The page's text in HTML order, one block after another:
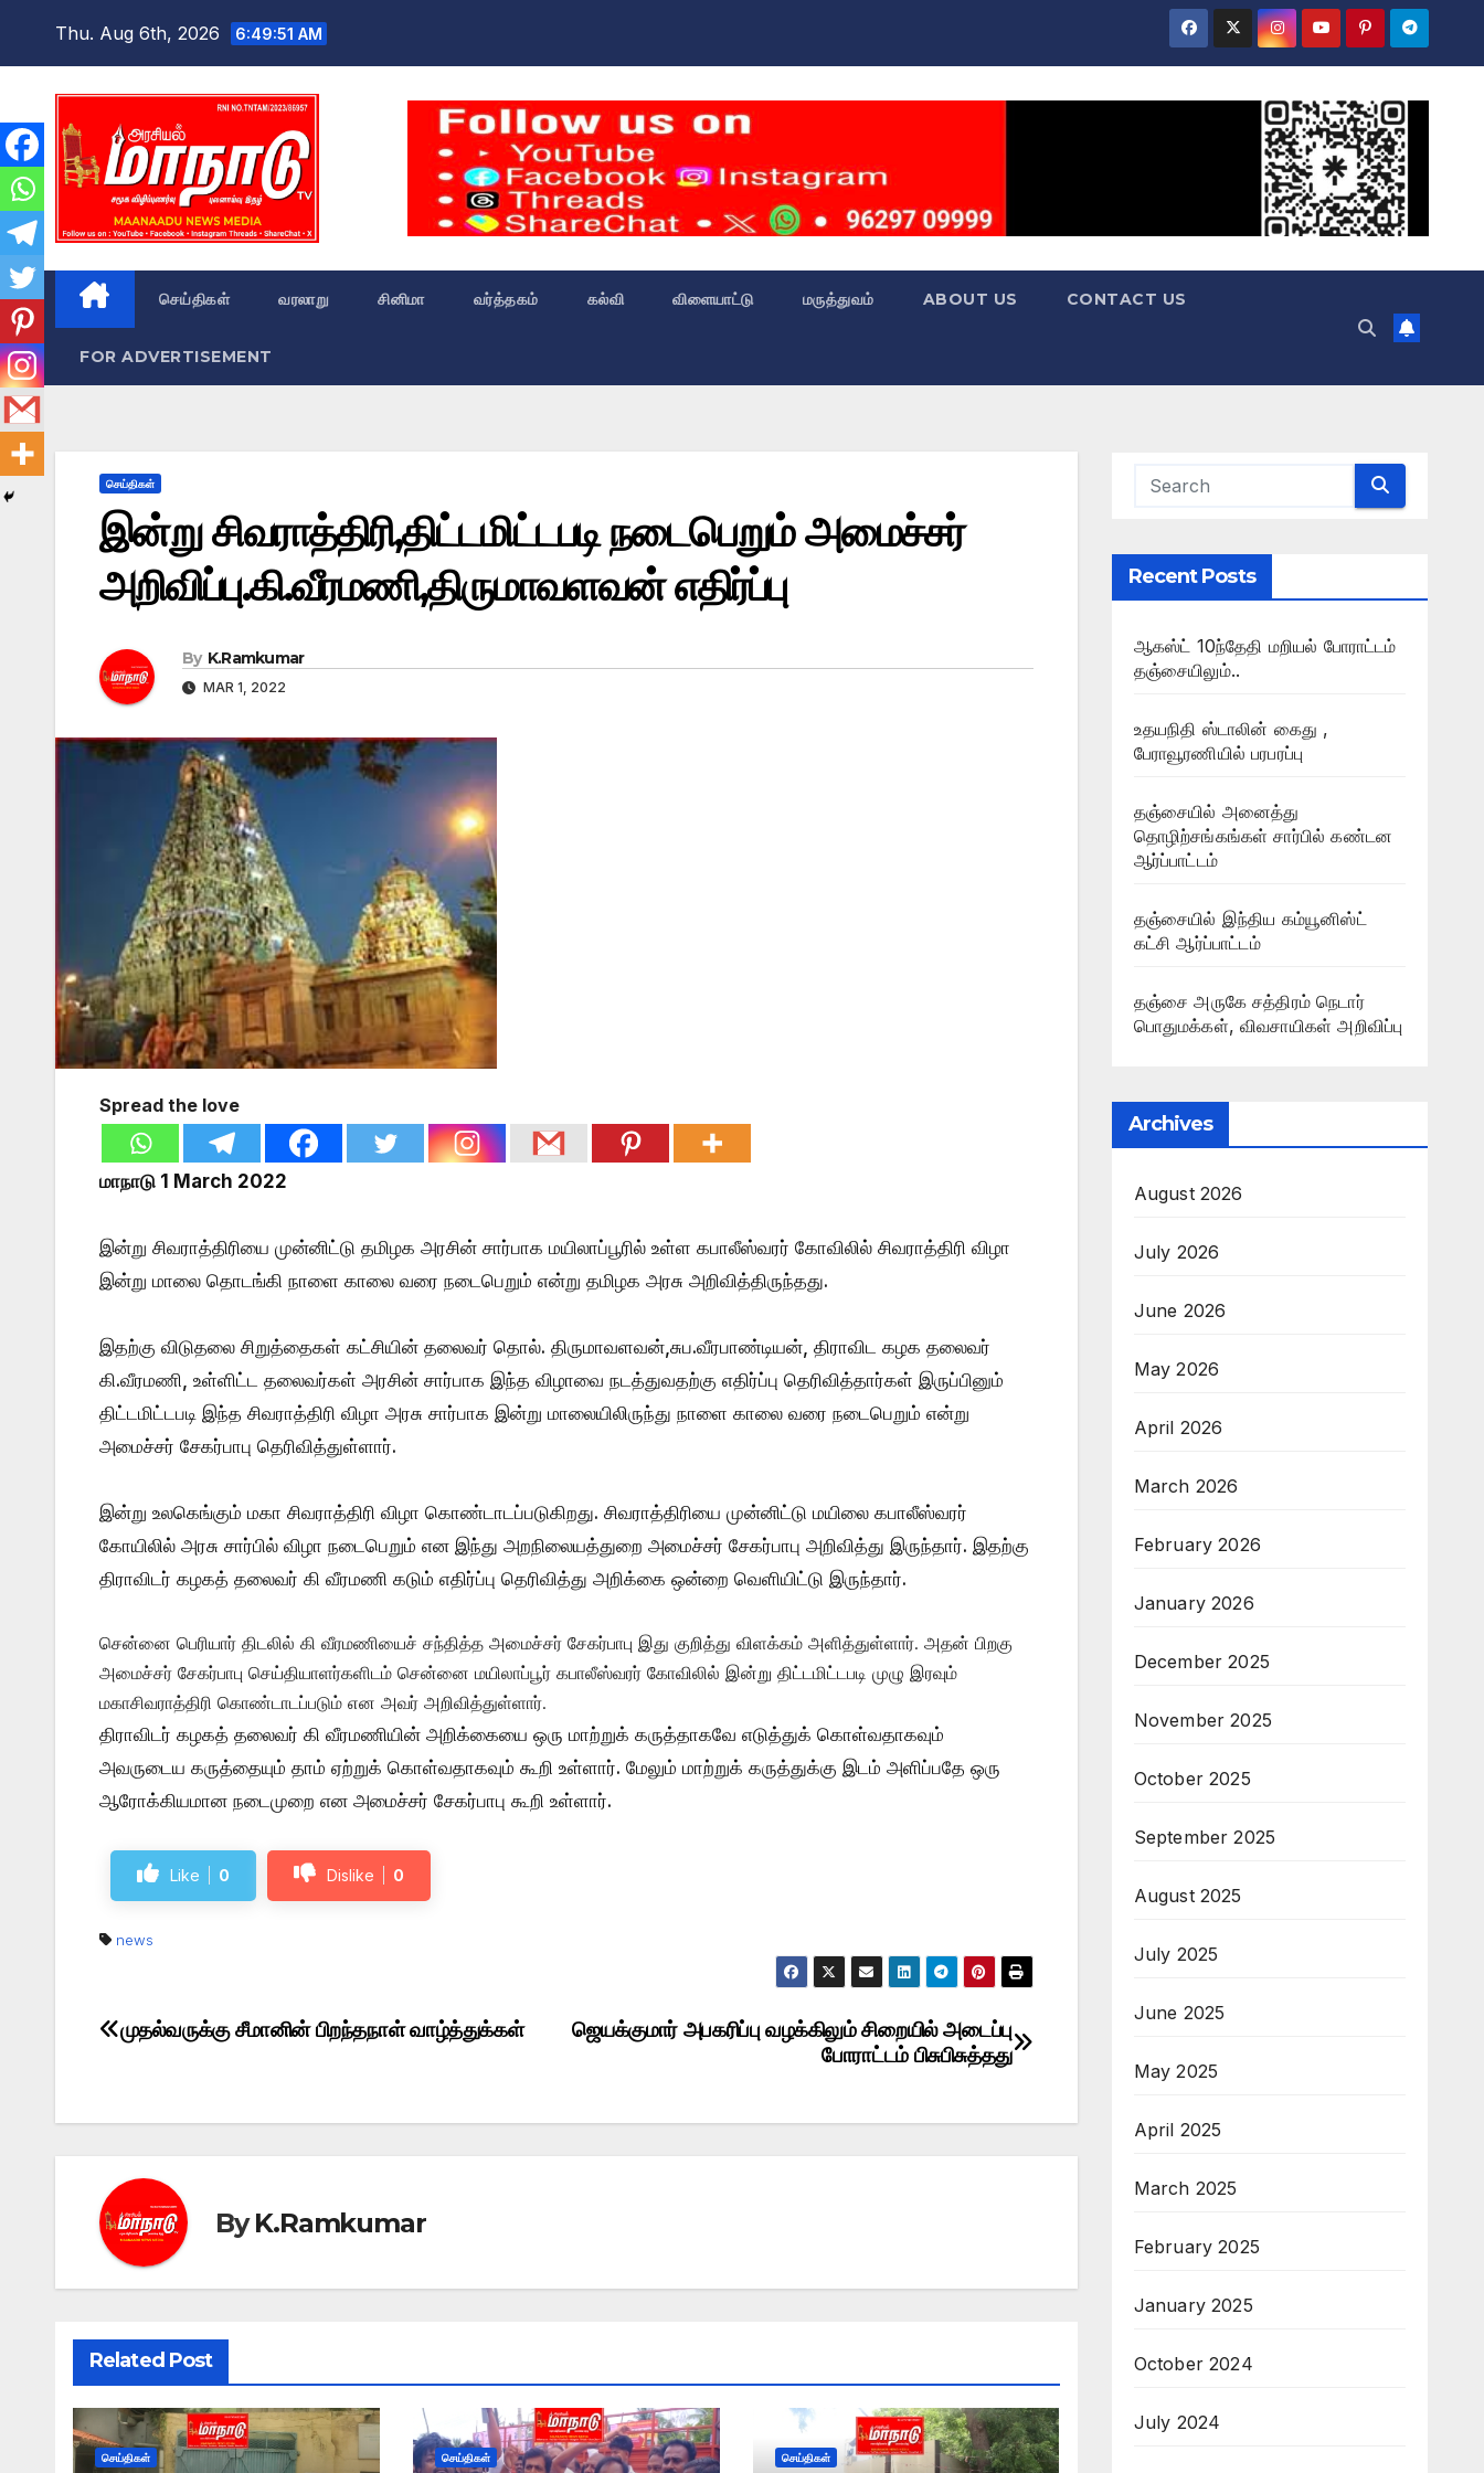
Thu. Aug 6th, 2026 6:49:52 AM
செய்திகள் வரலாறு சினிமா வர்த்தகம் கல்வி விளையாட்டு மருத்துவம் ABOUT US CONTACT US
FOR ADVERTISEMENT
செய்திகள்
இன்று சிவராத்திரி,திட்டமிட்டபடி நடைபெறும் அமைச்சர்
அறிவிப்பு.கி.வீரமணி,திருமாவளவன் எதிர்ப்பு
By K.Ramkumar
MAR 1, 2022
Spread the love
மாநாடு 1 March 2022
இன்று சிவராத்திரியை முன்னிட்டு தமிழக அரசின் சார்பாக மயிலாப்பூரில் உள்ள கபாலீஸ்வரர் கோவிலில் சிவராத்திரி விழா
இன்று மாலை தொடங்கி நாளை காலை வரை நடைபெறும் என்று தமிழக அரசு அறிவித்திருந்தது.
இதற்கு விடுதலை சிறுத்தைகள் கட்சியின் தலைவர் தொல். திருமாவளவன்,சுப.வீரபாண்டியன், திராவிட கழக தலைவர்
கி.வீரமணி, உள்ளிட்ட தலைவர்கள் அரசின் சார்பாக இந்த விழாவை நடத்துவதற்கு எதிர்ப்பு தெரிவித்தார்கள் இருப்பினும்
திட்டமிட்டபடி இந்த சிவராத்திரி விழா அரசு சார்பாக இன்று மாலையிலிருந்து நாளை காலை வரை நடைபெறும் என்று
அமைச்சர் சேகர்பாபு தெரிவித்துள்ளார்.
இன்று உலகெங்கும் மகா சிவராத்திரி விழா கொண்டாடப்படுகிறது. சிவராத்திரியை முன்னிட்டு மயிலை கபாலீஸ்வரர்
கோயிலில் அரசு சார்பில் விழா நடைபெறும் என இந்து அறநிலையத்துறை அமைச்சர் சேகர்பாபு அறிவித்து இருந்தார். இதற்கு
திராவிடர் கழகத் தலைவர் கி வீரமணி கடும் எதிர்ப்பு தெரிவித்து அறிக்கை ஒன்றை வெளியிட்டு இருந்தார்.
சென்னை பெரியார் திடலில் கி வீரமணியைச் சந்தித்த அமைச்சர் சேகர்பாபு இது குறித்து விளக்கம் அளித்துள்ளார். அதன் பிறகு
அமைச்சர் சேகர்பாபு செய்தியாளர்களிடம் சென்னை மயிலாப்பூர் கபாலீஸ்வரர் கோவிலில் இன்று திட்டமிட்டபடி முழு இரவும்
மகாசிவராத்திரி கொண்டாடப்படும் என அவர் அறிவித்துள்ளார்.
திராவிடர் கழகத் தலைவர் கி வீரமணியின் அறிக்கையை ஒரு மாற்றுக் கருத்தாகவே எடுத்துக் கொள்வதாகவும்
அவருடைய கருத்தையும் தாம் ஏற்றுக் கொள்வதாகவும் கூறி உள்ளார். மேலும் மாற்றுக் கருத்துக்கு இடம் அளிப்பதே ஒரு
ஆரோக்கியமான நடைமுறை என அமைச்சர் சேகர்பாபு கூறி உள்ளார்.
Like 0 Dislike 0
news
Post
ஜெயக்குமார் அபகரிப்பு வழக்கிலும் சிறையில் அடைப்பு
போராட்டம் பிசுபிசுத்தது
முதல்வருக்கு சீமானின் பிறந்தநாள் வாழ்த்துக்கள்
ByK.Ramkumar
Related Post
செய்திகள் செய்திகள் செய்திகள்
Recent Posts
ஆகஸ்ட் 10ந்தேதி மறியல் போராட்டம்
தஞ்சையிலும்..
உதயநிதி ஸ்டாலின் கைது ,
பேராவூரணியில் பரபரப்பு
தஞ்சையில் அனைத்து
தொழிற்சங்கங்கள் சார்பில் கண்டன
ஆர்ப்பாட்டம்
தஞ்சையில் இந்திய கம்யூனிஸ்ட்
கட்சி ஆர்ப்பாட்டம்
தஞ்சை அருகே சத்திரம் நெடார்
பொதுமக்கள், விவசாயிகள் அறிவிப்பு
Archives
August 2026
July 2026
June 2026
May 2026
April 2026
March 2026
February 2026
January 2026
December 2025
November 2025
October 2025
September 2025
August 2025
July 2025
June 2025
May 2025
April 2025
March 2025
February 2025
January 2025
October 2024
July 2024